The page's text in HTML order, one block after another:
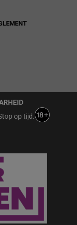
op tijd.